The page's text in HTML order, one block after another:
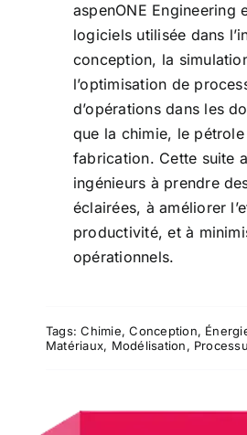
aspenONE Engineering
logiciels utilisée dans
conception, la
l’optimisation de
d’opérations dans les
que la chimie, le
fabrication. Cette suite
ingénieurs à prendre
éclairées, à améliorer
productivité, et à
opérationnels.
Tags:Chimie,Conception,
Matériaux, Modélisation,